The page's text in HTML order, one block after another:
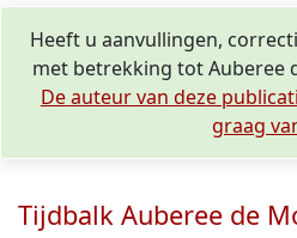
Heeft u aanvullingen,
met betrekking tot Auberee
De auteur van deze
graag
Tijdbalk Auberee de